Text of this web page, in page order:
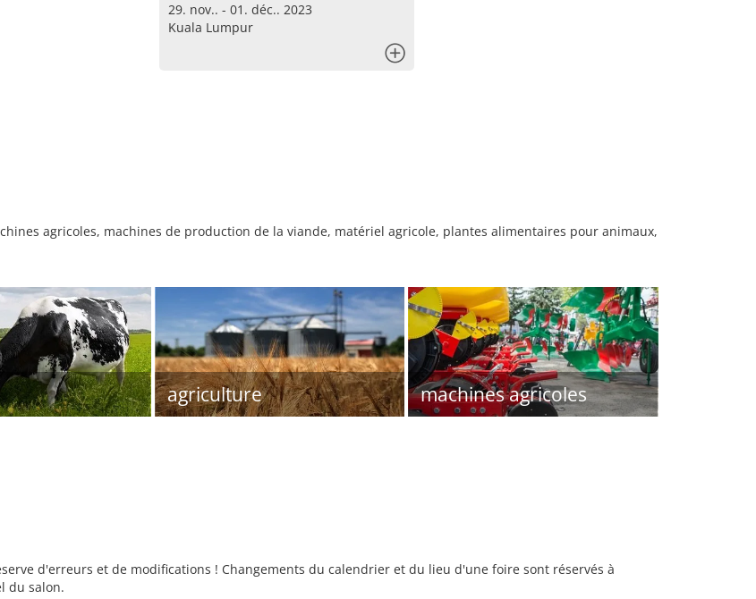
29. nov.. - 01. déc.. 2023
Kuala Lumpur
agricoles, machines de production de la viande, matériel agricole, plantes alimentaires pour animaux,
agriculture machines agricoles
d'erreurs et de modifications ! Changements du calendrier et du lieu d'une foire sont réservés à
du salon.